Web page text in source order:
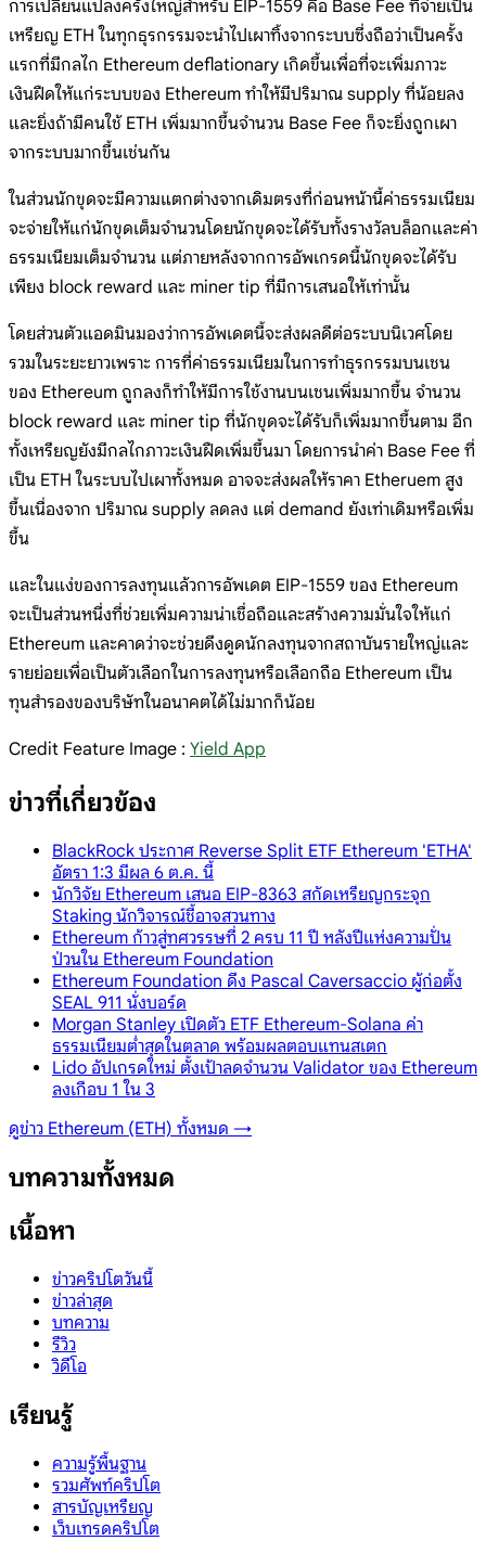
การเปลี่ยนแปลงครั้งใหญ่สำหรับ EIP-1559 คือ Base Fee ที่จ่ายเป็น
เหรียญ ETH ในทุกธุรกรรมจะนำไปเผาทิ้งจากระบบซึ่งถือว่าเป็นครั้ง
แรกที่มีกลไก Ethereum deflationary เกิดขึ้นเพื่อที่จะเพิ่มภาวะ
เงินฝืดให้แก่ระบบของ Ethereum ทำให้มีปริมาณ supply ที่น้อยลง
และยิ่งถ้ามีคนใช้ ETH เพิ่มมากขึ้นจำนวน Base Fee ก็จะยิ่งถูกเผา
จากระบบมากขึ้นเช่นกัน
ในส่วนนักขุดจะมีความแตกต่างจากเดิมตรงที่ก่อนหน้านี้ค่าธรรมเนียม
จะจ่ายให้แก่นักขุดเต็มจำนวนโดยนักขุดจะได้รับทั้งรางวัลบล็อกและค่า
ธรรมเนียมเต็มจำนวน แต่ภายหลังจากการอัพเกรดนี้นักขุดจะได้รับ
เพียง block reward และ miner tip ที่มีการเสนอให้เท่านั้น
โดยส่วนตัวแอดมินมองว่าการอัพเดตนี้จะส่งผลดีต่อระบบนิเวศโดย
รวมในระยะยาวเพราะ การที่ค่าธรรมเนียมในการทำธุรกรรมบนเชน
ของ Ethereum ถูกลงก็ทำให้มีการใช้งานบนเชนเพิ่มมากขึ้น จำนวน
block reward และ miner tip ที่นักขุดจะได้รับก็เพิ่มมากขึ้นตาม อีก
ทั้งเหรียญยังมีกลไกภาวะเงินฝืดเพิ่มขึ้นมา โดยการนำค่า Base Fee ที่
เป็น ETH ในระบบไปเผาทั้งหมด อาจจะส่งผลให้ราคา Etheruem สูง
ขึ้นเนื่องจาก ปริมาณ supply ลดลง แต่ demand ยังเท่าเดิมหรือเพิ่ม
ขึ้น
และในแง่ของการลงทุนแล้วการอัพเดต EIP-1559 ของ Ethereum
จะเป็นส่วนหนึ่งที่ช่วยเพิ่มความน่าเชื่อถือและสร้างความมั่นใจให้แก่
Ethereum และคาดว่าจะช่วยดึงดูดนักลงทุนจากสถาบันรายใหญ่และ
รายย่อยเพื่อเป็นตัวเลือกในการลงทุนหรือเลือกถือ Ethereum เป็น
ทุนสำรองของบริษัทในอนาคตได้ไม่มากก็น้อย
Credit Feature Image : Yield App
ข่าวที่เกี่ยวข้อง
BlackRock ประกาศ Reverse Split ETF Ethereum 'ETHA'
อัตรา 1:3 มีผล 6 ต.ค. นี้
นักวิจัย Ethereum เสนอ EIP-8363 สกัดเหรียญกระจุก
Staking นักวิจารณ์ชี้อาจสวนทาง
Ethereum ก้าวสู่ทศวรรษที่ 2 ครบ 11 ปี หลังปีแห่งความปั่น
ป่วนใน Ethereum Foundation
Ethereum Foundation ดึง Pascal Caversaccio ผู้ก่อตั้ง
SEAL 911 นั่งบอร์ด
Morgan Stanley เปิดตัว ETF Ethereum-Solana ค่า
ธรรมเนียมต่ำสุดในตลาด พร้อมผลตอบแทนสเตก
Lido อัปเกรดใหม่ ตั้งเป้าลดจำนวน Validator ของ Ethereum
ลงเกือบ 1 ใน 3
ดูข่าว Ethereum (ETH) ทั้งหมด →
บทความทั้งหมด
เนื้อหา
ข่าวคริปโตวันนี้
ข่าวล่าสุด
บทความ
รีวิว
วิดีโอ
เรียนรู้
ความรู้พื้นฐาน
รวมศัพท์คริปโต
สารบัญเหรียญ
เว็บเทรดคริปโต